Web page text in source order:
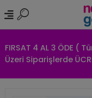
FIRSAT 4 AL 3 ÖDE (
Üzeri Siparişlerde